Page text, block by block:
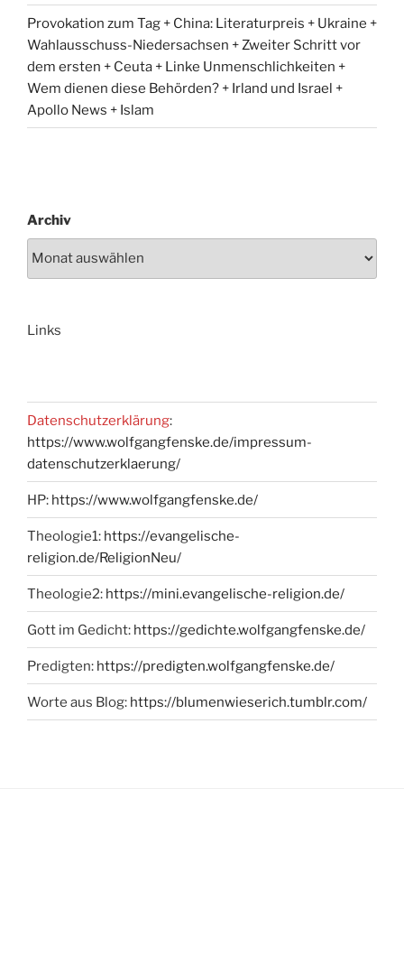
Provokation zum Tag + China: Literaturpreis + Ukraine +
Wahlausschuss-Niedersachsen + Zweiter Schritt vor
dem ersten + Ceuta + Linke Unmenschlichkeiten +
Wem dienen diese Behörden? + Irland und Israel +
Apollo News + Islam
Archiv
Links
Datenschutzerklärung:
https://www.wolfgangfenske.de/impressum-
datenschutzerklaerung/
HP: https://www.wolfgangfenske.de/
Theologie1: https://evangelische-
religion.de/ReligionNeu/
Theologie2: https://mini.evangelische-religion.de/
Gott im Gedicht: https://gedichte.wolfgangfenske.de/
Predigten: https://predigten.wolfgangfenske.de/
Worte aus Blog: https://blumenwieserich.tumblr.com/